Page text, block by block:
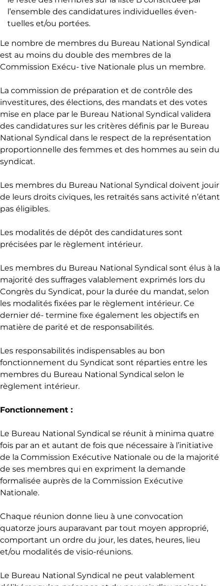
l’ensemble des candidatures individuelles éven-
tuelles et/ou portées.
Le nombre de membres du Bureau National Syndical
est au moins du double des membres de la
Commission Exécu- tive Nationale plus un membre.
La commission de préparation et de contrôle des
investitures, des élections, des mandats et des votes
mise en place par le Bureau National Syndical validera
des candidatures sur les critères définis par le Bureau
National Syndical dans le respect de la représentation
proportionnelle des femmes et des hommes au sein du
syndicat.
Les membres du Bureau National Syndical doivent jouir
de leurs droits civiques, les retraités sans activité n’étant
pas éligibles.
Les modalités de dépôt des candidatures sont
précisées par le règlement intérieur.
Les membres du Bureau National Syndical sont élus à la
majorité des suffrages valablement exprimés lors du
Congrès du Syndicat, pour la durée du mandat, selon
les modalités fixées par le règlement intérieur. Ce
dernier dé- termine fixe également les objectifs en
matière de parité et de responsabilités.
Les responsabilités indispensables au bon
fonctionnement du Syndicat sont réparties entre les
membres du Bureau National Syndical selon le
règlement intérieur.
Fonctionnement :
Le Bureau National Syndical se réunit à minima quatre
fois par an et autant de fois que nécessaire à l’initiative
de la Commission Exécutive Nationale ou de la majorité
de ses membres qui en expriment la demande
formalisée auprès de la Commission Exécutive
Nationale.
Chaque réunion donne lieu à une convocation
quatorze jours auparavant par tout moyen approprié,
comportant un ordre du jour, les dates, heures, lieu
et/ou modalités de visio-réunions.
Le Bureau National Syndical ne peut valablement